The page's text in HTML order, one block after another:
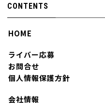
CONTENTS
HOME
ライバー応募
お問合せ
個人情報保護方針
会社情報